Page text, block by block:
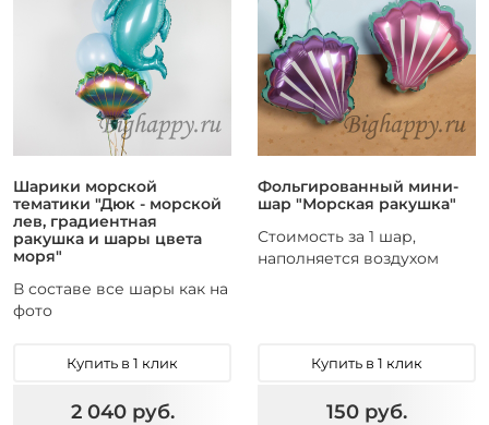
Шарики морской
тематики "Дюк - морской
лев, градиентная
ракушка и шары цвета
моря"
В составе все шары как на
фото
Купить в 1 клик
2 040 руб.
Фольгированный мини-
шар "Морская ракушка"
Стоимость за 1 шар,
наполняется воздухом
Купить в 1 клик
150 руб.